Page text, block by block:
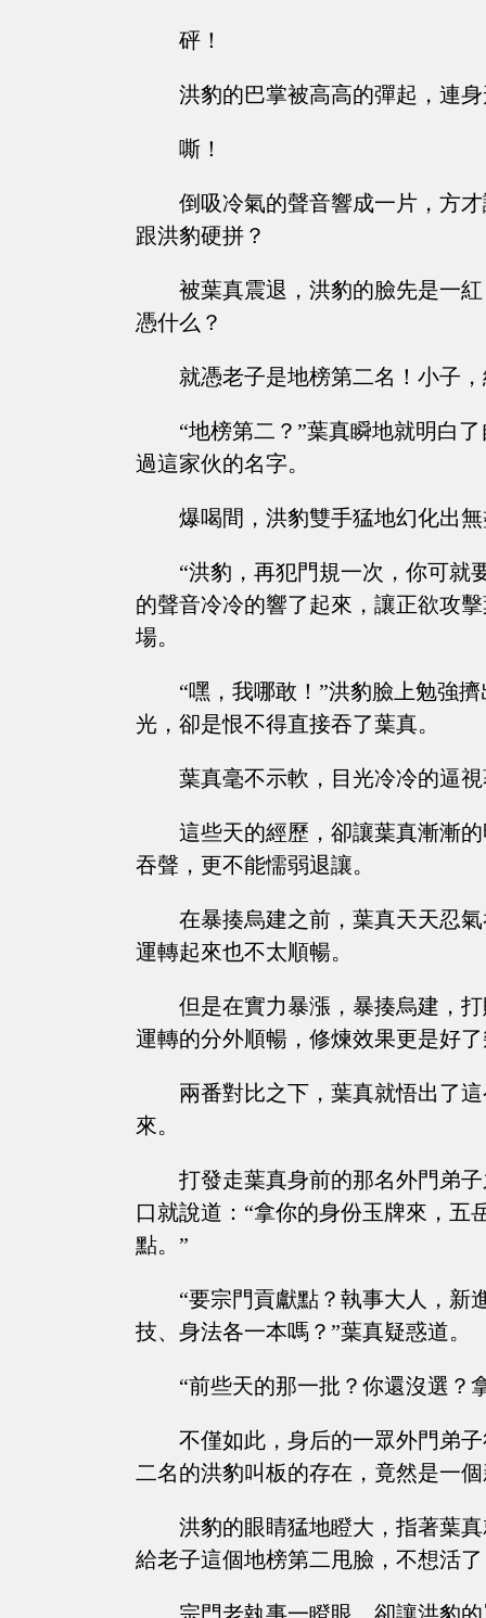
砰！
洪豹的巴掌被高高的彈起，連
嘶！
倒吸冷氣的聲音響成一片，方
跟洪豹硬拼？
被葉真震退，洪豹的臉先是一
憑什么？
就憑老子是地榜第二名！小子
“地榜第二？”葉真瞬地就明白
過這家伙的名字。
爆喝間，洪豹雙手猛地幻化出
“洪豹，再犯門規一次，你可就
的聲音冷冷的響了起來，讓正欲攻
場。
“嘿，我哪敢！”洪豹臉上勉強
光，卻是恨不得直接吞了葉真。
葉真毫不示軟，目光冷冷的逼
這些天的經歷，卻讓葉真漸漸
吞聲，更不能懦弱退讓。
在暴揍烏建之前，葉真天天忍
運轉起來也不太順暢。
但是在實力暴漲，暴揍烏建，
運轉的分外順暢，修煉效果更是好
兩番對比之下，葉真就悟出了
來。
打發走葉真身前的那名外門弟
口就說道：“拿你的身份玉牌來，五
點。”
“要宗門貢獻點？執事大人，新
技、身法各一本嗎？”葉真疑惑道。
“前些天的那一批？你還沒選？
不僅如此，身后的一眾外門弟
二名的洪豹叫板的存在，竟然是一
洪豹的眼睛猛地瞪大，指著葉
給老子這個地榜第二甩臉，不想活